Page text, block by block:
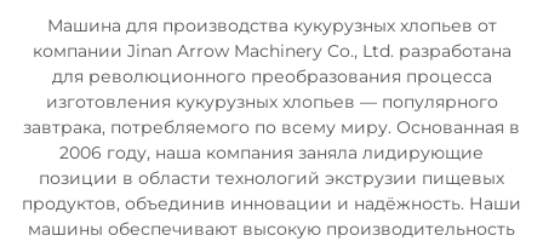
Машина для производства кукурузных хлопьев от
компании Jinan Arrow Machinery Co., Ltd. разработана
для революционного преобразования процесса
изготовления кукурузных хлопьев — популярного
завтрака, потребляемого по всему миру. Основанная в
2006 году, наша компания заняла лидирующие
позиции в области технологий экструзии пищевых
продуктов, объединив инновации и надёжность. Наши
машины обеспечивают высокую производительность